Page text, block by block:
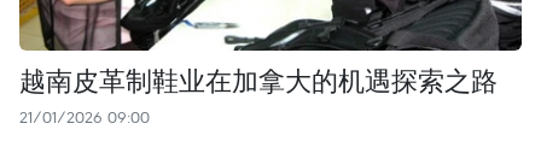
越南皮革制鞋业在加拿大的机遇探索之路
21/01/2026 09:00